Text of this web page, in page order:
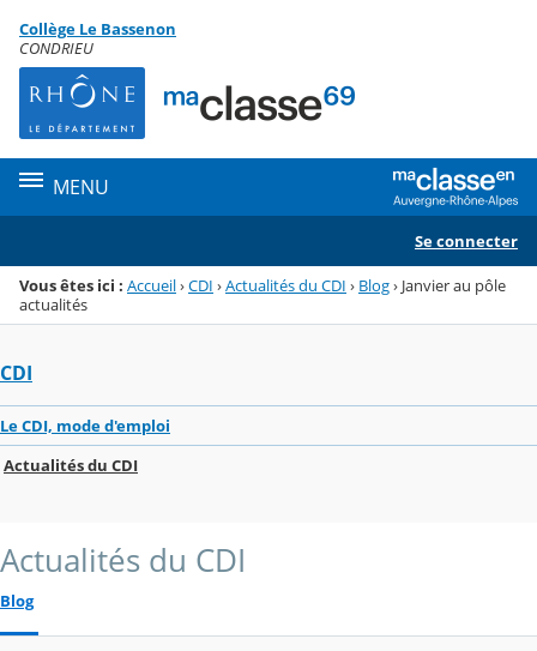
Menu de la rubrique
Contenu
Collège Le Bassenon
CONDRIEU
MENU
Se connecter
Vous êtes ici : Accueil›CDI ›Actualités du CDI › Blog› Janvier au pôle
actualités
CDI
Le CDI, mode d'emploi
Actualités du CDI
Actualités du CDI
Blog